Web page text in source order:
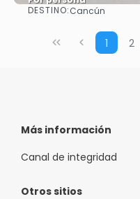
DESTINO:Cancún
1 2
Más información
Canal de integridad
Otros sitios